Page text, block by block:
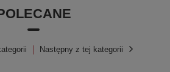
Następny z tej kategorii